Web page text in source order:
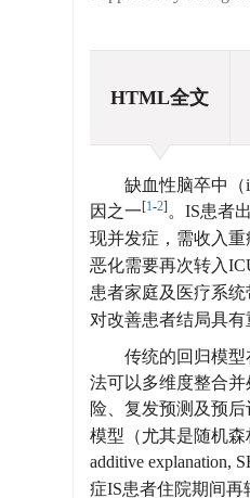
HTML全文
缺血性脑卒中（
因之一[1-2] 。IS患者
现并发症，需收入重
恶化需要再次转入
患者家庭及医疗系
对改善患者结局具有
传统的回归模型
法可以多维度整合
险、复发预测及预
模型（尤其是随机森
additive
症IS患者住院期间